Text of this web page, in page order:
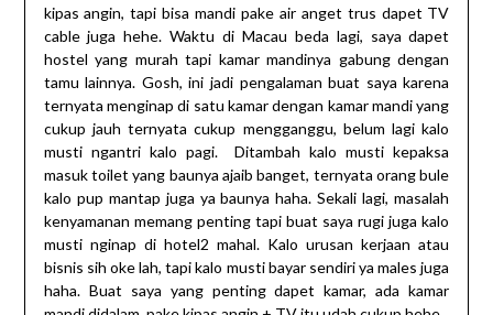
kipas angin, tapi bisa mandi pake air anget trus dapet TV
cable juga hehe. Waktu di Macau beda lagi, saya dapet
hostel yang murah tapi kamar mandinya gabung dengan
tamu lainnya. Gosh, ini jadi pengalaman buat saya karena
ternyata menginap di satu kamar dengan kamar mandi yang
cukup jauh ternyata cukup mengganggu, belum lagi kalo
musti ngantri kalo pagi. Ditambah kalo musti kepaksa
masuk toilet yang baunya ajaib banget, ternyata orang bule
kalo pup mantap juga ya baunya haha. Sekali lagi, masalah
kenyamanan memang penting tapi buat saya rugi juga kalo
musti nginap di hotel2 mahal. Kalo urusan kerjaan atau
bisnis sih oke lah, tapi kalo musti bayar sendiri ya males juga
haha. Buat saya yang penting dapet kamar, ada kamar